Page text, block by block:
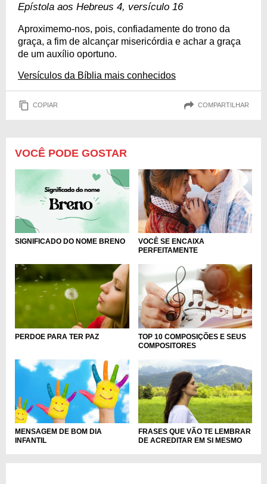
Epístola aos Hebreus 4, versículo 16
Aproximemo-nos, pois, confiadamente do trono da
graça, a fim de alcançar misericórdia e achar a graça
de um auxílio oportuno.
Versículos da Bíblia mais conhecidos
COPIAR COMPARTILHAR
VOCÊ PODE GOSTAR
SIGNIFICADO DO NOME BRENO
VOCÊ SE ENCAIXA
PERFEITAMENTE
PERDOE PARA TER PAZ
TOP 10 COMPOSIÇÕES E SEUS
COMPOSITORES
MENSAGEM DE BOM DIA
INFANTIL
FRASES QUE VÃO TE LEMBRAR
DE ACREDITAR EM SI MESMO